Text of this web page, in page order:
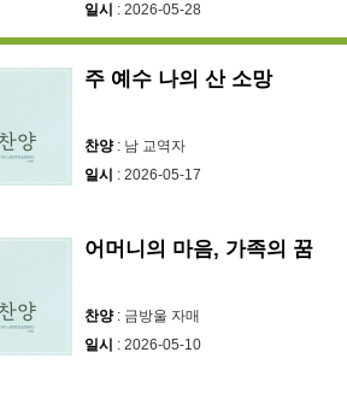
평강제일교회 : CCLI License
일시 : 2026-05-28
주 예수 나의 산 소망
찬양: 남 교역자
일시 : 2026-05-17
어머니의 마음, 가족의 꿈
찬양: 금방울 자매
일시 : 2026-05-10